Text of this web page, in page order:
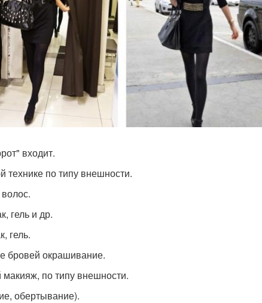
входит.
технике по типу внешности.
гель и др.
гель.
бровей окрашивание.
по типу внешности.
обертывание).